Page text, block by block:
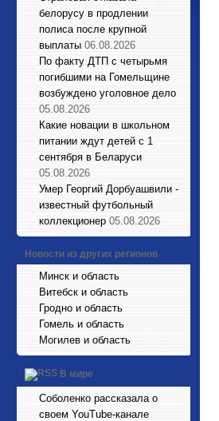
белорусу в продлении
полиса после крупной
выплаты 06.08.2026
По факту ДТП с четырьмя
погибшими на Гомельщине
возбуждено уголовное дело
05.08.2026
Какие новации в школьном
питании ждут детей с 1
сентября в Беларуси
05.08.2026
Умер Георгий Дорбуашвили -
известный футбольный
коллекционер 05.08.2026
Новости из других регионов
Минск и область
Витебск и область
Гродно и область
Гомель и область
Могилев и область
В мире
Соболенко рассказала о
своем YouTube-канале